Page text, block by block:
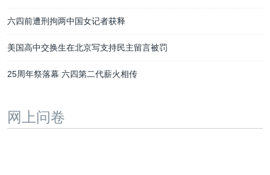
六四前遭刑拘两中国女记者获释
美国高中交换生在北京写支持民主留言被罚
25周年祭落幕 六四第二代薪火相传
网上问卷